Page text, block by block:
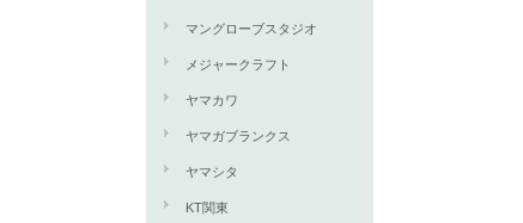
マングローブスタジオ
メジャークラフト
ヤマカワ
ヤマガブランクス
ヤマシタ
KT関東